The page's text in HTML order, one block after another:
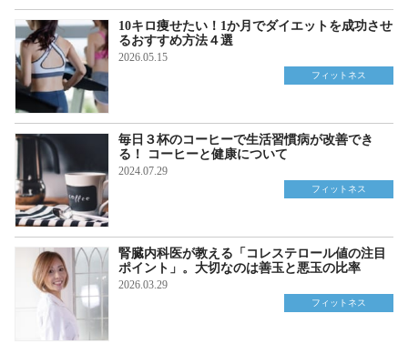
10キロ痩せたい！1か月でダイエットを成功させ
るおすすめ方法４選
2026.05.15
フィットネス
毎日３杯のコーヒーで生活習慣病が改善でき
る！ コーヒーと健康について
2024.07.29
フィットネス
腎臓内科医が教える「コレステロール値の注目
ポイント」。大切なのは善玉と悪玉の比率
2026.03.29
フィットネス